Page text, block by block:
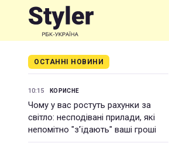
ОСТАННІ НОВИНИ
10:15 КОРИСНЕ
Чому у вас ростуть рахунки за
світло: несподівані прилади, які
непомітно "з'їдають" ваші гроші